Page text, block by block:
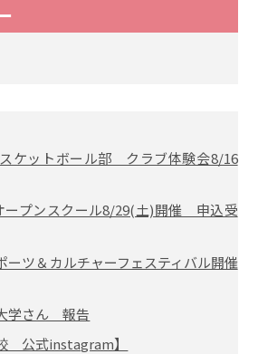
ケットボール部 クラブ体験会8/16
プンスクール8/29(土)開催 申込受
ツ＆カルチャーフェスティバル開催
学さん 報告
公式instagram】